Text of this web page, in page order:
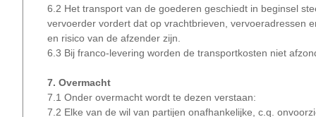
6.2 Het transport van de goederen geschiedt in beginsel
vervoerder vordert dat op vrachtbrieven, vervoeradressen
en risico van de afzender zijn.
6.3 Bij franco-levering worden de transportkosten niet
7. Overmacht
7.1 Onder overmacht wordt te dezen verstaan:
7.2 Elke van de wil van partijen onafhankelijke, c.q.